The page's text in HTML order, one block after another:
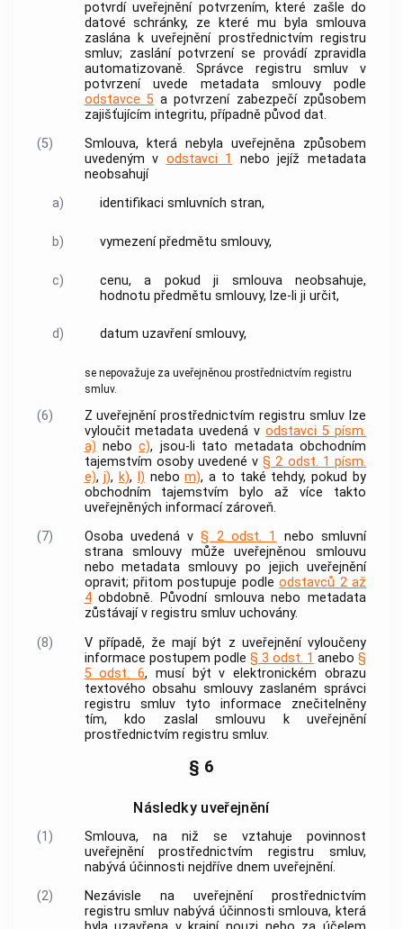
potvrdí uveřejnění potvrzením, které zašle do
datové schránky, ze které mu byla smlouva
zaslána k uveřejnění prostřednictvím registru
smluv; zaslání potvrzení se provádí zpravidla
automatizovaně. Správce registru smluv v
potvrzení uvede metadata smlouvy podle
odstavce 5a potvrzení zabezpečí způsobem
zajišťujícím integritu, případně původ dat.
(5)
Smlouva, která nebyla uveřejněna způsobem
uvedeným v odstavci 1
nebo jejíž metadata
neobsahují
a)
identifikaci smluvních stran,
b) vymezení předmětu smlouvy,
c)
cenu, a pokud ji smlouva neobsahuje,
hodnotu předmětu smlouvy, lze-li ji určit,
d) datum uzavření smlouvy,
se nepovažuje za uveřejněnou prostřednictvím registru
smluv.
(6)
Z uveřejnění prostřednictvím registru smluv lze
vyloučit metadata uvedená vodstavci 5 písm.
a) neboc), jsou-li tato metadata obchodním
tajemstvím osoby uvedené v§ 2 odst. 1 písm.
e),j), k), l) nebom), a to také tehdy, pokud by
obchodním tajemstvím bylo až více takto
uveřejněných informací zároveň.
(7)
Osoba uvedená v§ 2 odst. 1
nebo smluvní
strana smlouvy může uveřejněnou smlouvu
nebo metadata smlouvy po jejich uveřejnění
opravit; přitom postupuje podleodstavců 2 až
4obdobně. Původní smlouva nebo metadata
zůstávají v registru smluv uchovány.
(8)
V případě, že mají být z uveřejnění vyloučeny
informace postupem podle § 3 odst. 1 anebo §
5 odst. 6, musí být v elektronickém obrazu
textového obsahu smlouvy zaslaném správci
registru smluv tyto informace znečitelněny
tím, kdo zaslal smlouvu k uveřejnění
prostřednictvím registru smluv.
§ 6
Následky uveřejnění
(1)
Smlouva, na niž se vztahuje povinnost
uveřejnění prostřednictvím registru smluv,
nabývá účinnosti nejdříve dnem uveřejnění.
(2)
Nezávisle na uveřejnění prostřednictvím
registru smluv nabývá účinnosti smlouva, která